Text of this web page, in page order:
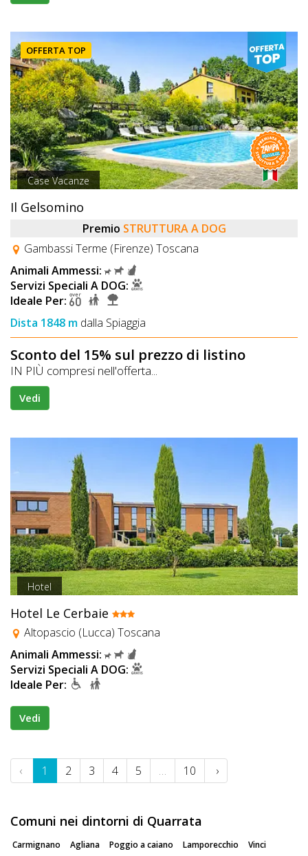
OFFERTA TOP
Case Vacanze
Il Gelsomino
Premio STRUTTURA A DOG
Gambassi Terme (Firenze) Toscana
Animali Ammessi:
Servizi Speciali A DOG:
Ideale Per:
Dista 1848 m dalla Spiaggia
Sconto del 15% sul prezzo di listino
IN PIÙ compresi nell'offerta...
Vedi
Hotel
Hotel Le Cerbaie
Altopascio (Lucca) Toscana
Animali Ammessi:
Servizi Speciali A DOG:
Ideale Per:
Vedi
‹ 1 2 3 4 5 … 10 ›
Comuni nei dintorni di Quarrata
Carmignano Agliana Poggio a caiano Lamporecchio
Vinci